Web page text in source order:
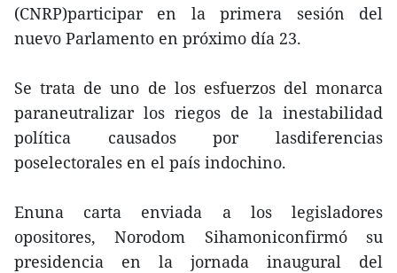
(CNRP)participar en la primera sesión del
nuevo Parlamento en próximo día 23.
Se trata de uno de los esfuerzos del monarca
paraneutralizar los riegos de la inestabilidad
política causados por lasdiferencias
poselectorales en el país indochino.
Enuna carta enviada a los legisladores
opositores, Norodom Sihamoniconfirmó su
presidencia en la jornada inaugural del